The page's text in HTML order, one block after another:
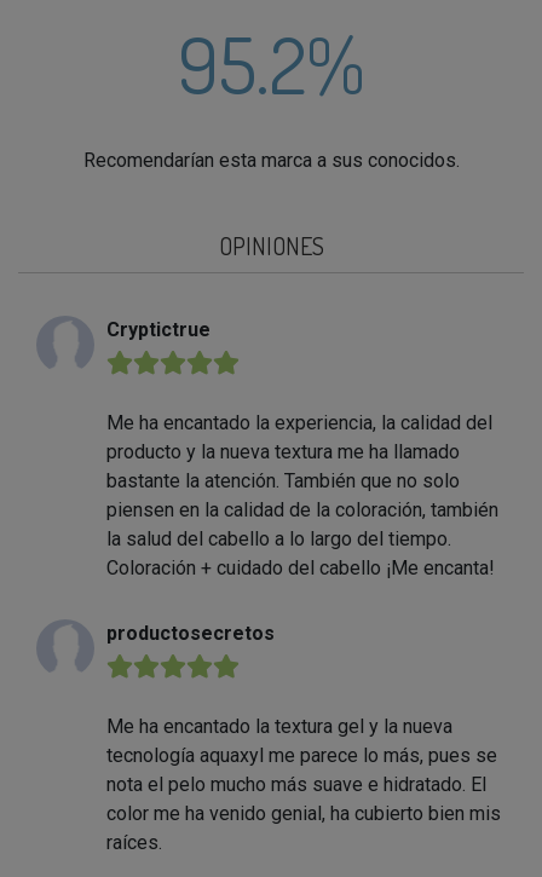
95.2%
Recomendarían esta marca a sus conocidos.
OPINIONES
Cryptictrue
★★★★★
Me ha encantado la experiencia, la calidad del
producto y la nueva textura me ha llamado
bastante la atención. También que no solo
piensen en la calidad de la coloración, también
la salud del cabello a lo largo del tiempo.
Coloración + cuidado del cabello ¡Me encanta!
productosecretos
★★★★★
Me ha encantado la textura gel y la nueva
tecnología aquaxyl me parece lo más, pues se
nota el pelo mucho más suave e hidratado. El
color me ha venido genial, ha cubierto bien mis
raíces.